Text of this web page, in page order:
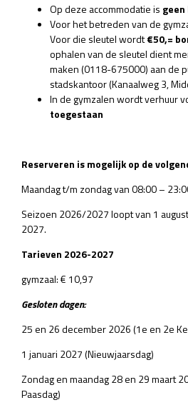
Op deze accommodatie is
Voor het betreden van de
Voor die sleutel wordt€50,=
ophalen van de sleutel dient
maken (0118-675000) aan de
stadskantoor (Kanaalweg 3,
In de gymzalen wordt verhuur
toegestaan
Reserveren is mogelijk op de
Maandag t/m zondag van 08:00 –
Seizoen 2026/2027 loopt van 1
2027.
Tarieven 2026-2027
gymzaal: € 10,97
Gesloten dagen:
25 en 26 december 2026 (1e en 2e
1 januari 2027 (Nieuwjaarsdag)
Zondag en maandag 28 en 29 maart
Paasdag)